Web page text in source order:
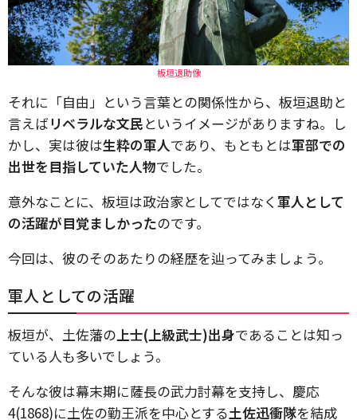
板垣退助像
それに「自由」という言葉との関係性から、板垣退助と
言えばリベラルな文民というイメージがありますね。し
かし、実は彼は生粋の軍人であり、もともとは軍部での
出世を目指していた人物でした。
意外なことに、板垣は政治家としてではなく 軍人として
の活躍が目覚ましかったのです。
今回は、彼のそのあたりの経歴を辿ってみましょう。
軍人としての活躍
板垣が、土佐藩の上士(上級武士)出身であることは知っ
ている人も多いでしょう。
そんな彼は幕末期に薩長の武力討幕を支持し、慶応
4(1868)に土佐の勤王派を中心とする土佐迅衝隊を結成